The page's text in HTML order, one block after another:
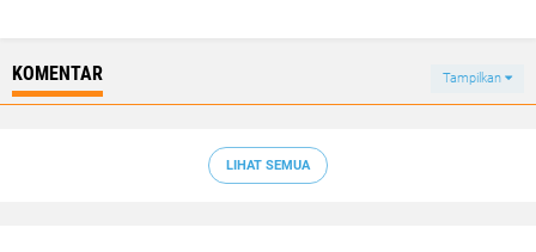
KOMENTAR Tampilkan
LIHAT SEMUA